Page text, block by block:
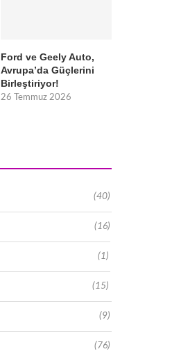
Ford ve Geely Auto,
Avrupa’da Güçlerini
Birleştiriyor!
26 Temmuz 2026
(40)
(16)
(1)
(15)
(9)
(76)